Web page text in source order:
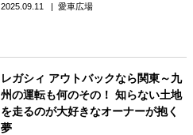
2025.09.11 愛車広場
レガシィ アウトバックなら関東～九
州の運転も何のその！ 知らない土地
を走るのが大好きなオーナーが抱く
夢